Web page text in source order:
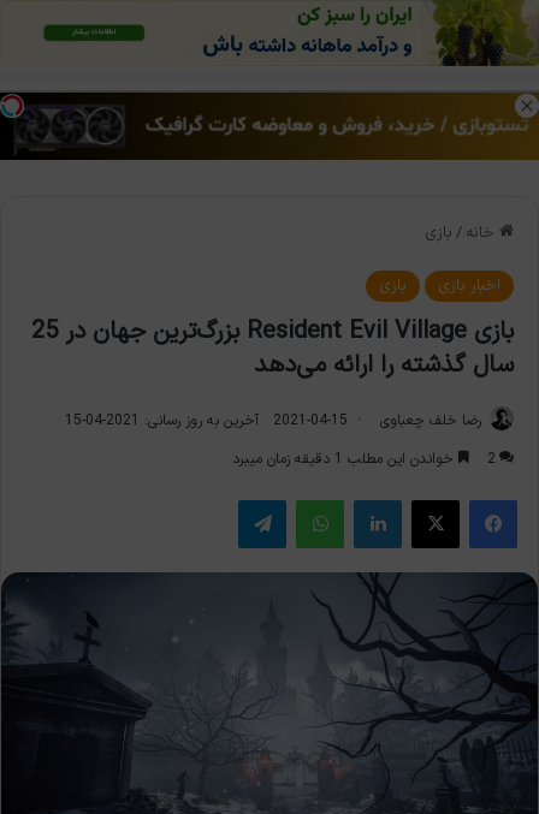
منو
خانه / بازی
اخبار بازی بازی
بازی Resident Evil Village بزرگ‌ترین جهان در 25
سال گذشته را ارائه می‌دهد
رضا خلف چعباوی 2021-04-15
آخرین به روز رسانی: 2021-04-15
2
خواندن این مطلب 1 دقیقه زمان میبرد
فیس بوک X لینکدین واتس آپ تلگرام